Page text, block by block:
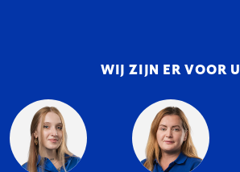
WIJ ZIJN ER VOOR U